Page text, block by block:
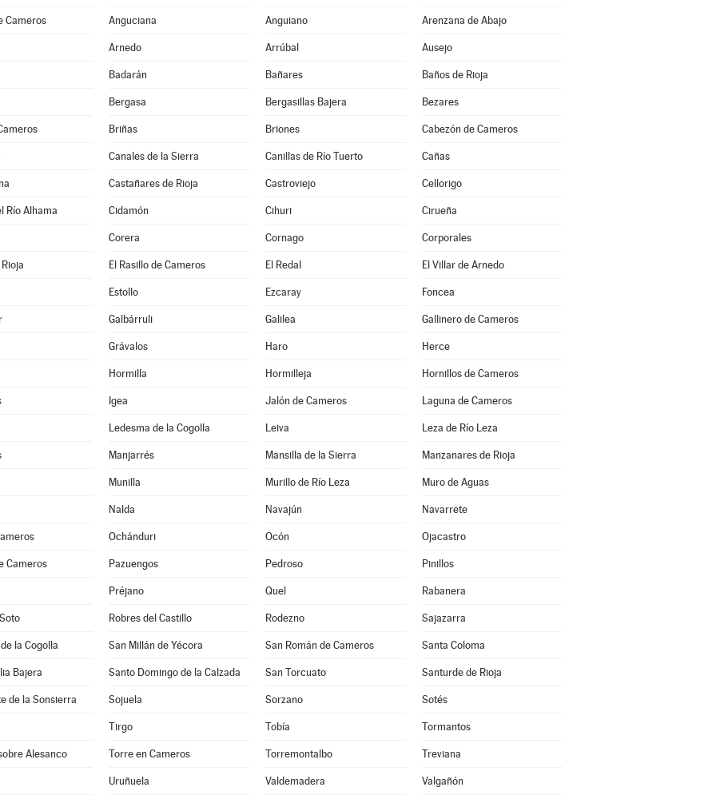
Cameros Anguciana Anguiano Arenzana de Abajo
Arnedo Arrúbal Ausejo
Badarán Bañares Baños de Rioja
Bergasa Bergasillas Bajera Bezares
Briñas Briones Cabezón de Cameros
Canales de la Sierra Canillas de Río Tuerto Cañas
Castañares de Rioja Castroviejo Cellorigo
Río Alhama Cidamón Cihuri Cirueña
Corera Cornago Corporales
El Rasillo de Cameros El Redal El Villar de Arnedo
Estollo Ezcaray Foncea
Galbárruli Galilea Gallinero de Cameros
Grávalos Haro Herce
Hormilla Hormilleja Hornillos de Cameros
Igea Jalón de Cameros Laguna de Cameros
Ledesma de la Cogolla Leiva Leza de Río Leza
Manjarrés Mansilla de la Sierra Manzanares de Rioja
Munilla Murillo de Río Leza Muro de Aguas
Nalda Navajún Navarrete
Ochánduri Ocón Ojacastro
Cameros Pazuengos Pedroso Pinillos
Préjano Quel Rabanera
Robres del Castillo Rodezno Sajazarra
la Cogolla San Millán de Yécora San Román de Cameros Santa Coloma
Bajera Santo Domingo de la Calzada San Torcuato Santurde de Rioja
de la Sonsierra Sojuela Sorzano Sotés
Tirgo Tobía Tormantos
Alesanco Torre en Cameros Torremontalbo Treviana
Uruñuela Valdemadera Valgañón